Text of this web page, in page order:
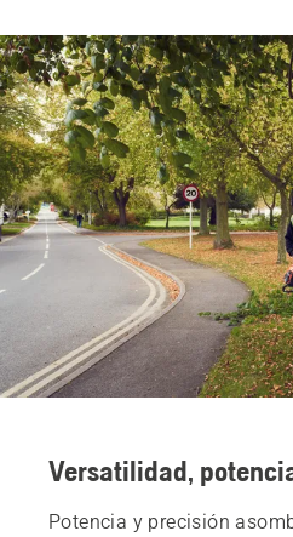
Versatilidad,
Potencia y precisión